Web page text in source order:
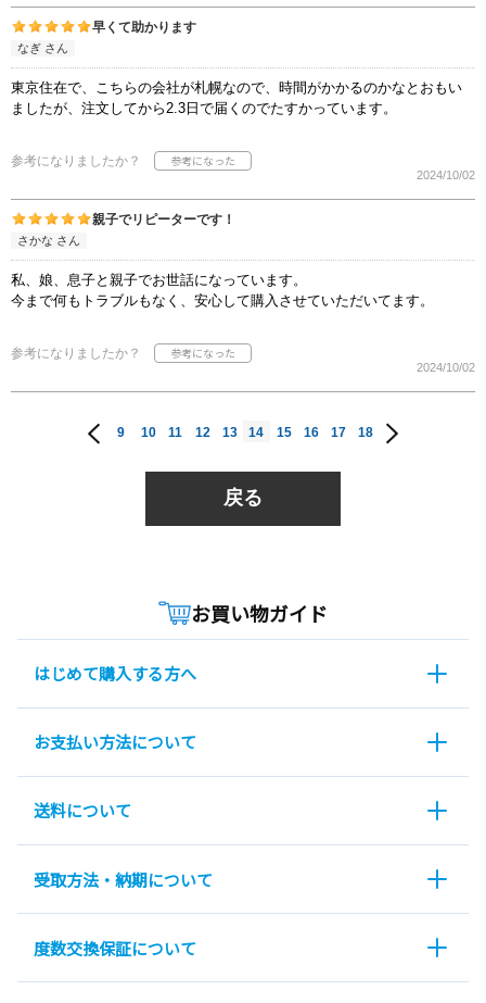
早くて助かります
なぎ さん
東京住在で、こちらの会社が札幌なので、時間がかかるのかなとおもい
ましたが、注文してから2.3日で届くのでたすかっています。
参考になりましたか？
2024/10/02
親子でリピーターです！
さかな さん
私、娘、息子と親子でお世話になっています。
今まで何もトラブルもなく、安心して購入させていただいてます。
参考になりましたか？
2024/10/02
9 10 11 12 13 14 15 16 17 18
戻る
お買い物ガイド
はじめて購入する方へ
お支払い方法について
送料について
受取方法・納期について
度数交換保証について